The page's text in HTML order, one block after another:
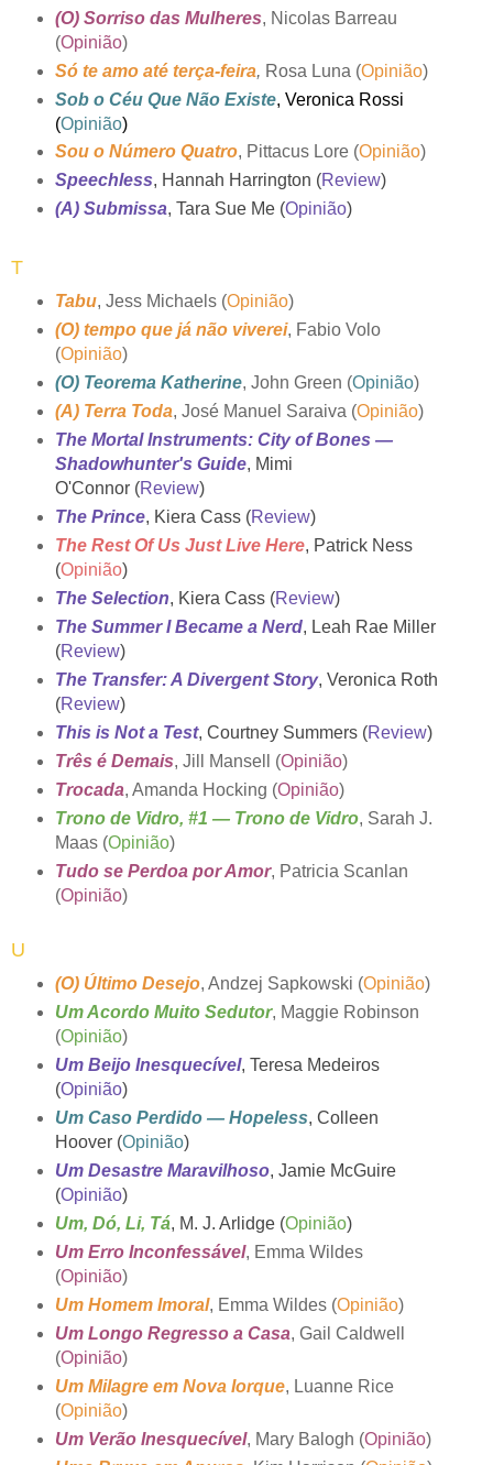
(O) Sorriso das Mulheres, Nicolas Barreau
(Opinião)
Só te amo até terça-feira, Rosa Luna (Opinião)
Sob o Céu Que Não Existe, Veronica Rossi
(Opinião)
Sou o Número Quatro, Pittacus Lore (Opinião)
Speechless, Hannah Harrington (Review)
(A) Submissa, Tara Sue Me (Opinião)
T
Tabu, Jess Michaels (Opinião)
(O) tempo que já não viverei, Fabio Volo
(Opinião)
(O) Teorema Katherine, John Green (Opinião)
(A) Terra Toda, José Manuel Saraiva (Opinião)
The Mortal Instruments: City of Bones —
Shadowhunter's Guide, Mimi
O'Connor (Review)
The Prince, Kiera Cass (Review)
The Rest Of Us Just Live Here, Patrick Ness
(Opinião)
The Selection, Kiera Cass (Review)
The Summer I Became a Nerd, Leah Rae Miller
(Review)
The Transfer: A Divergent Story, Veronica Roth
(Review)
This is Not a Test, Courtney Summers (Review)
Três é Demais, Jill Mansell (Opinião)
Trocada, Amanda Hocking (Opinião)
Trono de Vidro, #1 — Trono de Vidro, Sarah J.
Maas (Opinião)
Tudo se Perdoa por Amor, Patricia Scanlan
(Opinião)
U
(O) Último Desejo, Andzej Sapkowski (Opinião)
Um Acordo Muito Sedutor, Maggie Robinson
(Opinião)
Um Beijo Inesquecível, Teresa Medeiros
(Opinião)
Um Caso Perdido — Hopeless, Colleen
Hoover (Opinião)
Um Desastre Maravilhoso, Jamie McGuire
(Opinião)
Um, Dó, Li, Tá, M. J. Arlidge (Opinião)
Um Erro Inconfessável, Emma Wildes
(Opinião)
Um Homem Imoral, Emma Wildes (Opinião)
Um Longo Regresso a Casa, Gail Caldwell
(Opinião)
Um Milagre em Nova Iorque, Luanne Rice
(Opinião)
Um Verão Inesquecível, Mary Balogh (Opinião)